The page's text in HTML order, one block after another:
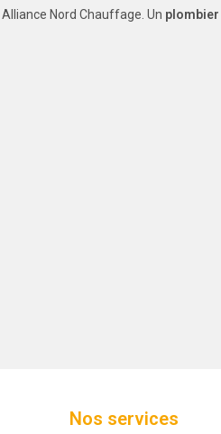
Alliance Nord Chauffage. Un plombier
Nos services